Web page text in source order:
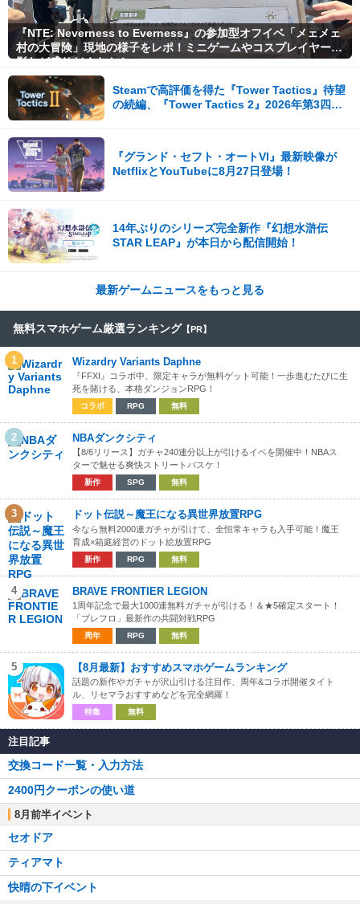
『NTE: Neverness to Everness』の参加型オフイベ「メェメェ
村の大冒険」現地の様子をレポ！ミニゲームやコスプレイヤー撮
影など盛りだくさん！
Steamで高評価を得た『Tower Tactics』待望
の続編、『Tower Tactics 2』2026年第3四半
『グランド・セフト・オートVI』最新映像が
NetflixとYouTubeに8月27日登場！
14年ぶりのシリーズ完全新作『幻想水滸伝
STAR LEAP』が本日から配信開始！
最新ゲームニュースをもっと見る
無料スマホゲーム厳選ランキング 【PR】
1 Wizardry Variants Daphne
『FFXI』コラボ中、限定キャラが無料ゲット可能！一歩進むたびに生
死を賭ける、本格ダンジョンRPG！
コラボ RPG 無料
2 NBAダンクシティ
【8/6リリース】ガチャ240連分以上が引けるイベを開催中！NBAス
ターで魅せる爽快ストリートバスケ！
新作 SPG 無料
3 ドット伝説～魔王になる異世界放置RPG
今なら無料2000連ガチャが引けて、全恒常キャラも入手可能！魔王
育成×箱庭経営のドット絵放置RPG
新作 RPG 無料
4 BRAVE FRONTIER LEGION
1周年記念で最大1000連無料ガチャが引ける！＆★5確定スタート！
「ブレフロ」最新作の共闘対戦RPG
周年 RPG 無料
5 【8月最新】おすすめスマホゲームランキング
話題の新作やガチャが沢山引ける注目作、周年&コラボ開催タイト
ル、リセマラおすすめなどを完全網羅！
特集 無料
注目記事
交換コード一覧・入力方法
2400円クーポンの使い道
8月前半イベント
セオドア
ティアマト
快晴の下イベント